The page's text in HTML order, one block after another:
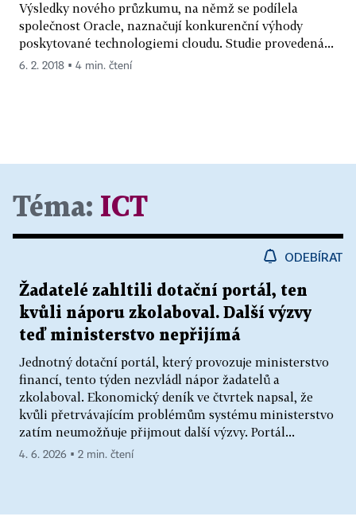
Výsledky nového průzkumu, na němž se podílela
společnost Oracle, naznačují konkurenční výhody
poskytované technologiemi cloudu. Studie provedená...
6. 2. 2018 ▪ 4 min. čtení
Téma: ICT
ODEBÍRAT
Žadatelé zahltili dotační portál, ten
kvůli náporu zkolaboval. Další výzvy
teď ministerstvo nepřijímá
Jednotný dotační portál, který provozuje ministerstvo
financí, tento týden nezvládl nápor žadatelů a
zkolaboval. Ekonomický deník ve čtvrtek napsal, že
kvůli přetrvávajícím problémům systému ministerstvo
zatím neumožňuje přijmout další výzvy. Portál...
4. 6. 2026 ▪ 2 min. čtení